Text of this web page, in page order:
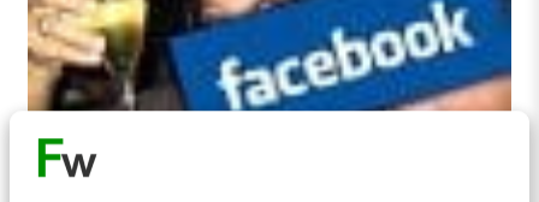
ALLE ARTIKELEN
Ontslagen of rijk worden dankzij social